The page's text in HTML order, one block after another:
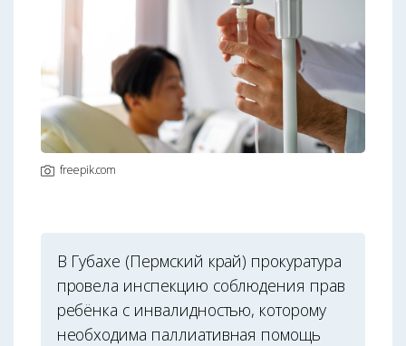
freepik.com
В Губахе (Пермский край) прокуратура
провела инспекцию соблюдения прав
ребёнка с инвалидностью, которому
необходима паллиативная помощь